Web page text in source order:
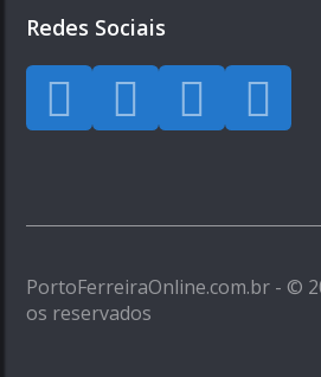
Redes Sociais
PortoFerreiraOnline.com.br - ©
os reservados